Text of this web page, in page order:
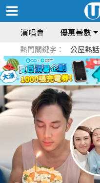
演唱會 優惠著數
熱門關鍵字： 公屋熱話